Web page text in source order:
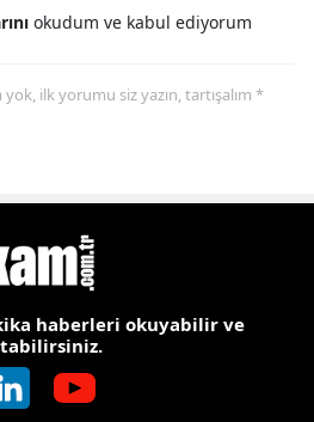
okudum ve kabul ediyorum
ilk yorumu siz yazın, tartışalım *
haberleri okuyabilir ve